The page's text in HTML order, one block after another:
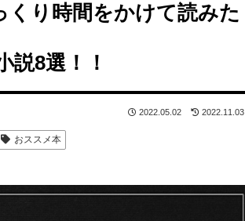
り時間をかけて読みた
説8選！！
2022.05.02 2022.11.03
おススメ本